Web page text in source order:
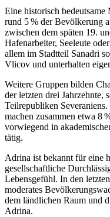
Eine historisch
rund 5 % der Bevölkerung
zwischen dem späten 19.
Hafenarbeiter, Seeleute
allem im Stadtteil Sanadri
Vlicov und unterhalten
Weitere Gruppen bilden
der letzten drei Jahrzehnte,
Teilrepubliken
machen zusammen etwa 8
vorwiegend in
tätig.
Adrina ist bekannt für eine
gesellschaftliche
Lebensgefühl. In den
moderates
dem ländlichen Raum und
Adrina.